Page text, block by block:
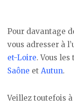
Pour davantage
vous adresser à
et-Loire. Vous les
Saône et Autun.
Veillez toutefois